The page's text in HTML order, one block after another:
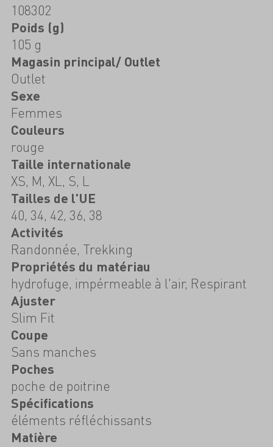
108302
Poids (g)
105 g
Magasin principal/ Outlet
Outlet
Sexe
Femmes
Couleurs
rouge
Taille internationale
XS, M, XL, S, L
Tailles de l'UE
40, 34, 42, 36, 38
Activités
Randonnée, Trekking
Propriétés du matériau
hydrofuge, impérmeable à l'air, Respirant
Ajuster
Slim Fit
Coupe
Sans manches
Poches
poche de poitrine
Spécifications
éléments réfléchissants
Matière